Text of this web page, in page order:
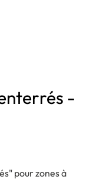
-
pour zones à